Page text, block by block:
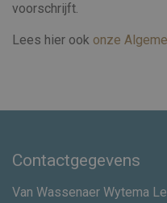
voorschrijft.
Lees hier ook onze
Contactgegevens
Van Wassenaer Wytema